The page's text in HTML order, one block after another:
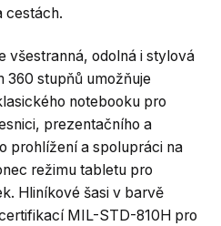
cestách.
všestranná, odolná i stylová
360 stupňů umožňuje
notebooku pro
prezentačního a
prohlížení a spolupráci na
režimu tabletu pro
Hliníkové šasi v barvě
MIL-STD-810H pro